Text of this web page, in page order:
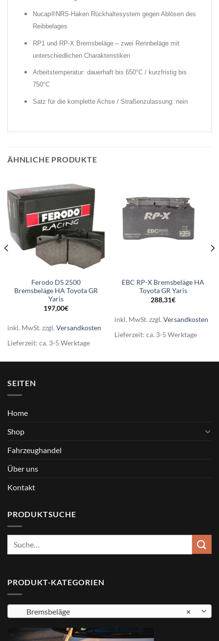
Nucap®NRS-Haken Rückhaltesystem gegen Ablösen des
Reibbelages
RP1 und RP-X Bremsbeläge – zwei Rennbeläge mit
unterschiedlichen Charakteristiken
Arbeitstemperatur: dauerhaft bis 650°C / kurzfristig bis
750°C
Satz für die komplette Achse / Straßenzulassung: nein
ÄHNLICHE PRODUKTE
Ferodo DS 2500
Bremsbeläge HA Toyota GR
Yaris
197,00€
inkl. MwSt. zzgl. Versandkosten
Lieferzeit: ca. 3-5 Werktage
EBC RP-X Bremsbeläge HA
Toyota GR Yaris
288,31€
inkl. MwSt. zzgl. Versandkosten
Lieferzeit: ca. 3-5 Werktage
SEITEN
Home
Shop
Fahrzeughandel
Über uns
Kontakt
PRODUKTSUCHE
PRODUKT-KATEGORIEN
×
Bremsbeläge